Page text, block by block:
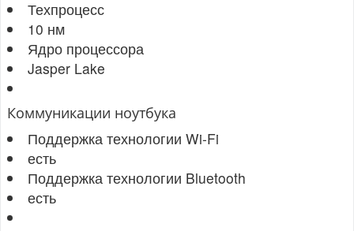
Техпроцесс
10 нм
Ядро процессора
Jasper Lake
Коммуникации ноутбука
Поддержка технологии Wi-Fi
есть
Поддержка технологии Bluetooth
есть